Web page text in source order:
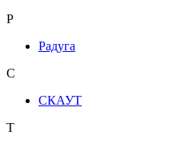
Р
Радуга
С
СКАУТ
Т